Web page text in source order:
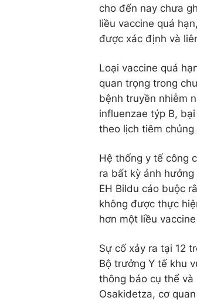
cho đến nay chưa
liều vaccine quá
được xác định và
Loại vaccine quá
quan trọng trong
bệnh truyền nhiễm
influenzae týp B,
theo lịch tiêm chủng
Hệ thống y tế công
ra bất kỳ ảnh
EH Bildu cáo buộc
không được thực
hơn một liều
Sự cố xảy ra tại 12
Bộ trưởng Y tế khu
thông báo cụ thể và
Osakidetza, cơ